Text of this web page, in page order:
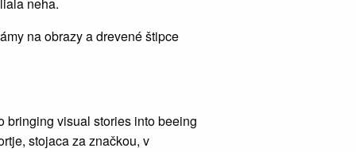
na obrazy a drevené štipce
bringing visual stories into beeing
stojaca za značkou, v